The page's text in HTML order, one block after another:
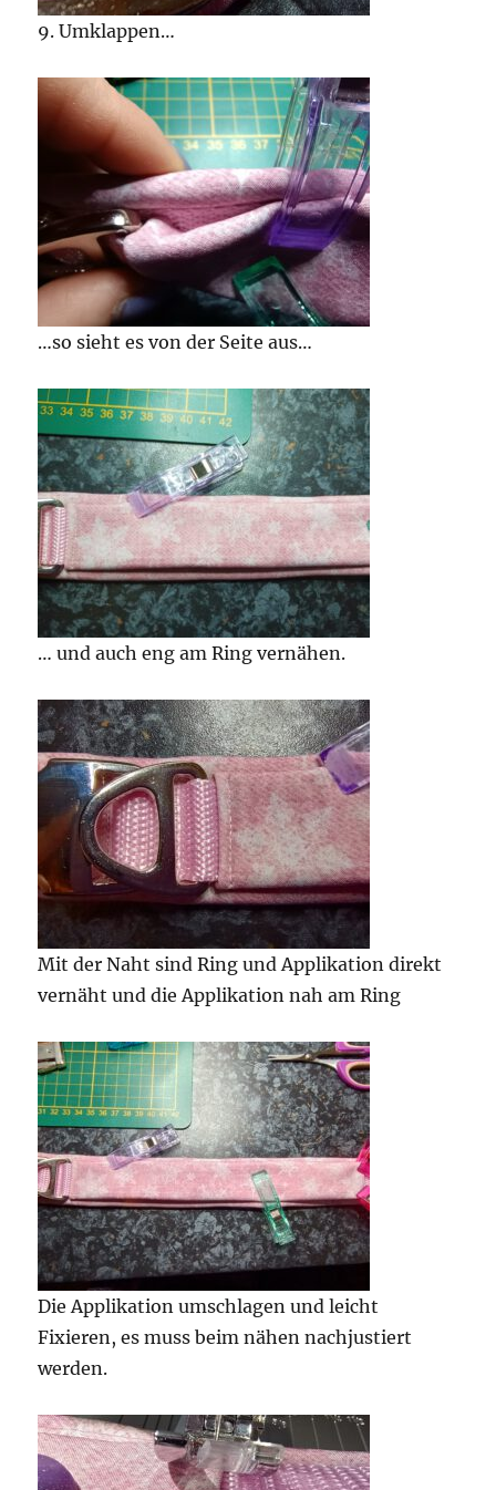
9. Umklappen…
…so sieht es von der Seite aus…
… und auch eng am Ring vernähen.
Mit der Naht sind Ring und Applikation direkt
vernäht und die Applikation nah am Ring
Die Applikation umschlagen und leicht
Fixieren, es muss beim nähen nachjustiert
werden.